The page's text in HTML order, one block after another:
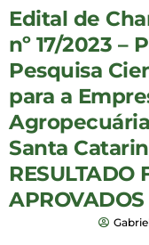
Edital de
nº 17/2023 –
Pesquisa
para a
Santa
RESULTADO
APROVADOS